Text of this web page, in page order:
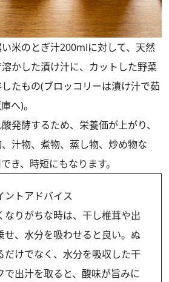
米のとぎ汁200mlに対して、天然
かした漬け汁に、カットした野菜
たもの(ブロッコリーは漬け汁で茹
へ)。
発酵するため、栄養価が上がり、
汁物、煮物、蒸し物、炒め物な
き、時短にもなります。
ントアドバイス
なりがちな時は、干し椎茸や出
せ、水分を吸わせると良い。ぬ
だけでなく、水分を吸収した干
で出汁を取ると、酸味が旨みに